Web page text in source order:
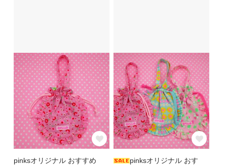
pinksオリジナル おすすめ
pinksオリジナル おす